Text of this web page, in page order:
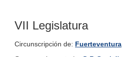
VII Legislatura
Circunscripción de: Fuerteventura